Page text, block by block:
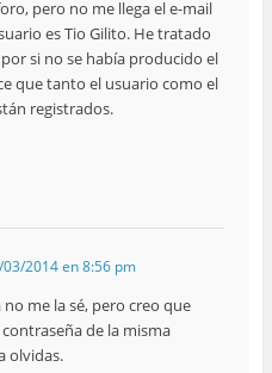
pero no me llega el e-mail
es Tio Gilito. He tratado
si no se había producido el
que tanto el usuario como el
registrados.
2014 en 8:56 pm
me la sé, pero creo que
de la misma
olvidas.